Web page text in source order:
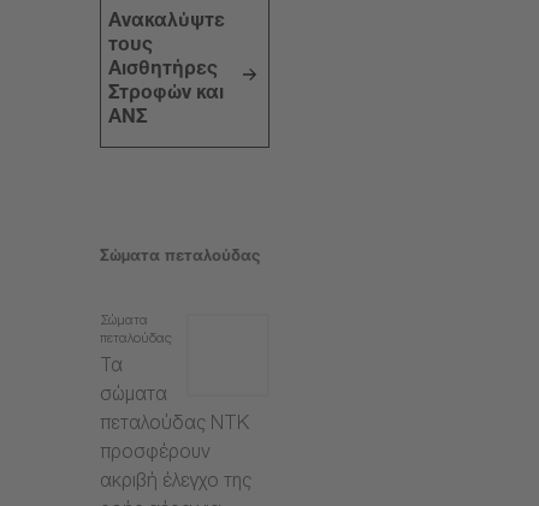
Ανακαλύψτε
τους
Αισθητήρες
Στροφών και
ΑΝΣ
Σώματα πεταλούδας
Σώματα
πεταλούδας
Τα
σώματα
πεταλούδας NTK
προσφέρουν
ακριβή έλεγχο της